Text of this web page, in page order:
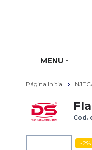
MENU
Página Inicial
Cod.
-2%